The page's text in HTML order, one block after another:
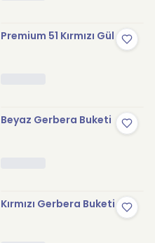
Premium 51 Kırmızı Gül
Beyaz Gerbera Buketi
Kırmızı Gerbera Buketi